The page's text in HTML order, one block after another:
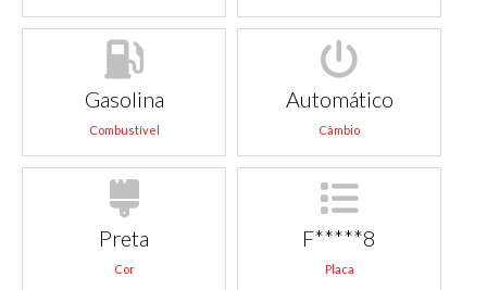
Gasolina
Combustível
Automático
Câmbio
Preta
Cor
F*****8
Placa